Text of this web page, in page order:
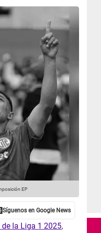
EP
la Liga 1 2025,